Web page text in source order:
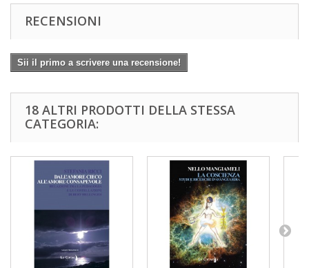
RECENSIONI
Sii il primo a scrivere una recensione!
18 ALTRI PRODOTTI DELLA STESSA
CATEGORIA: